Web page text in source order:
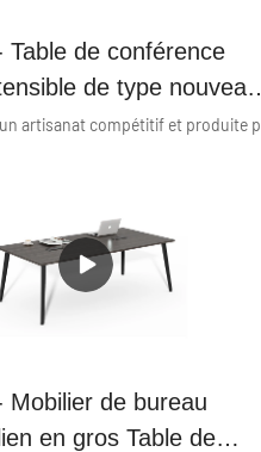
Table de conférence
de type nouveau
personnes, série
Mobilier de bureau
en gros Table de